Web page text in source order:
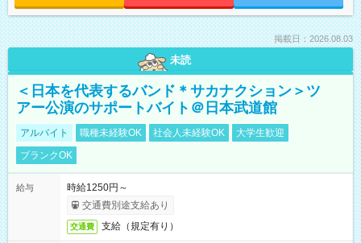
掲載日：2026.08.03
未読
＜日本を代表するバンド＊サカナクション＞ツ
アー公演のサポートバイト＠日本武道館
アルバイト 職種未経験OK 社会人未経験OK
大学生歓迎
ブランクOK
給与
時給1250円～
交通費別途支給あり
交通費 支給（規定有り）